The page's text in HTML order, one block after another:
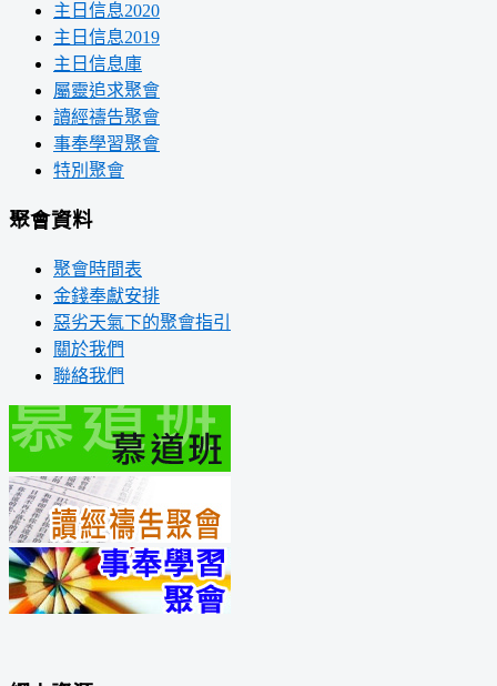
主日信息2020
主日信息2019
主日信息庫
屬靈追求聚會
讀經禱告聚會
事奉學習聚會
特別聚會
聚會資料
聚會時間表
金錢奉獻安排
惡劣天氣下的聚會指引
關於我們
聯絡我們